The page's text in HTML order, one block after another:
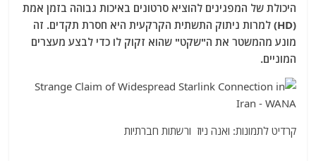
היכולת של המפגינים להוציא סרטונים באיכות גבוהה בזמן אמת
(HD) למרות ניתוק התשתית הקרקעית היא חסרת תקדים. זה
מונע מהמשטר את ה"שקט" שהוא זקוק לו כדי לבצע מעצרים
המוניים.
קרדיט לתמונות: ואנה ניוז ורשתות חברתיות